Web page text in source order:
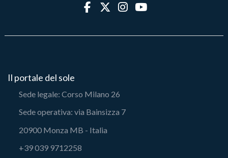
Il portale del sole
Sede legale: Corso Milano 26
Sede operativa: via Bainsizza 7
20900 Monza MB - Italia
+39 039 9712258